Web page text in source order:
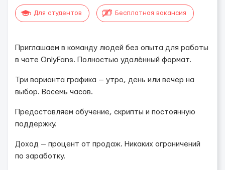
Для студентов Бесплатная вакансия
Приглашаем в команду людей без опыта для работы
в чате OnlyFans. Полностью удалённый формат.
Три варианта графика — утро, день или вечер на
выбор. Восемь часов.
Предоставляем обучение, скрипты и постоянную
поддержку.
Доход — процент от продаж. Никаких ограничений
по заработку.